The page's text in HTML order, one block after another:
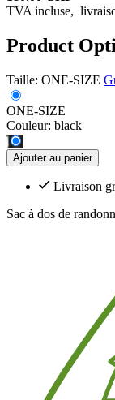
TVA incluse,
Product
Taille: ONE-SIZE
ONE-SIZE
Couleur: black
Ajouter au panier
Livraison
Sac à dos de